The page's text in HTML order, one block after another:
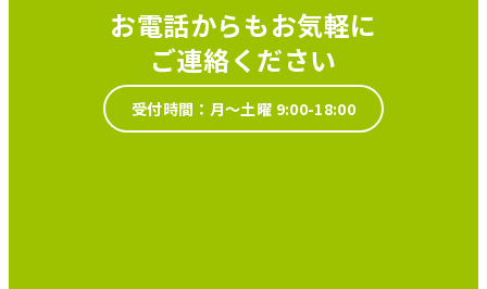
お電話からもお気軽に
ご連絡ください
受付時間：月～土曜 9:00-18:00